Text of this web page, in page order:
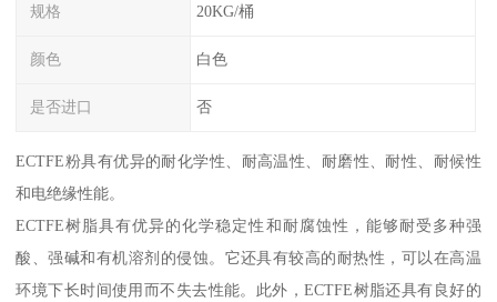
规格 20KG/桶
颜色 白色
是否进口 否
ECTFE粉具有优异的耐化学性、耐高温性、耐磨性、耐性、耐候性
和电绝缘性能。
ECTFE树脂具有优异的化学稳定性和耐腐蚀性，能够耐受多种强
酸、强碱和有机溶剂的侵蚀。它还具有较高的耐热性，可以在高温
环境下长时间使用而不失去性能。此外，ECTFE树脂还具有良好的